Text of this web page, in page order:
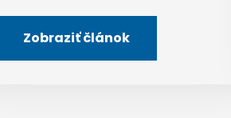
Zobraziť článok